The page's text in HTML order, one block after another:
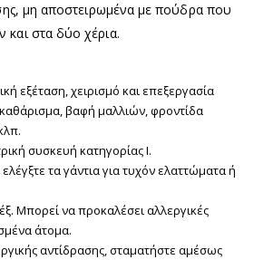
μη αποστειρωμένα με πούδρα που
στα δύο χέρια.
εξέταση, χειρισμό και επεξεργασία
βαφή μαλλιών, φροντίδα
συσκευή κατηγορίας Ι.
τα γάντια για τυχόν ελαττώματα ή
Μπορεί να προκαλέσει αλλεργικές
άτομα.
αντίδρασης, σταματήστε αμέσως